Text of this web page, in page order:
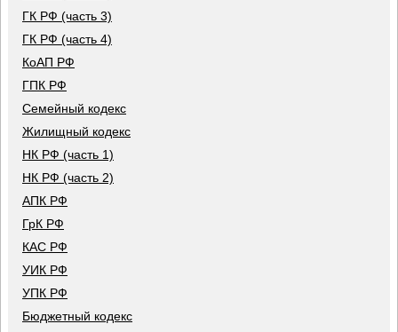
ГК РФ (часть 3)
ГК РФ (часть 4)
КоАП РФ
ГПК РФ
Семейный кодекс
Жилищный кодекс
НК РФ (часть 1)
НК РФ (часть 2)
АПК РФ
ГрК РФ
КАС РФ
УИК РФ
УПК РФ
Бюджетный кодекс